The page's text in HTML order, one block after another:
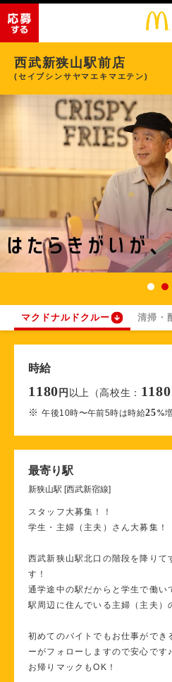
西武新狭山駅前店
(セイブシンサヤマエキマエテン)
マクドナルドクルー 清掃・
時給
1180 円 以上（高校生： 1180
※午後10時〜午前5時は時給25%
最寄り駅
新狭山駅 [西武新宿線]
スタッフ大募集！！
学生・主婦（主夫）さん大募集！
西武新狭山駅北口の階段を降りて
す！
通学途中の駅だからと学生で働い
駅周辺に住んでいる主婦（主夫）
初めてのバイトでもお仕事ができ
ーがフォローしますので安心です♪
お帰りマックもOK！